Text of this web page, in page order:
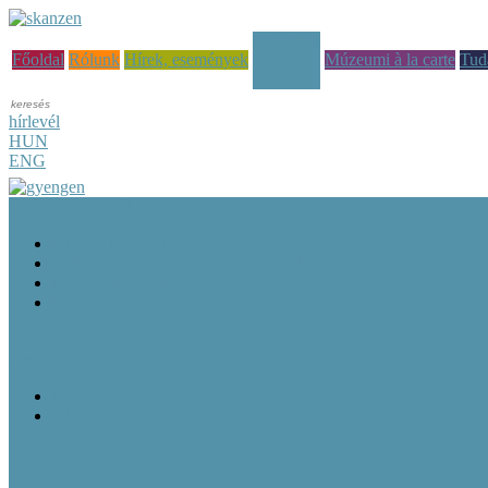
Főoldal Rólunk Hírek, események
Múzeumi à la carte
hírlevél
HUN
ENG